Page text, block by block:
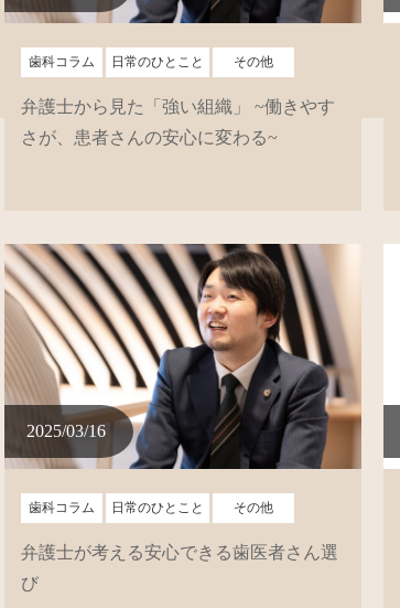
歯科コラム 日常のひとこと その他
弁護士から見た「強い組織」 ~働きやす
さが、患者さんの安心に変わる~
2025/03/16
歯科コラム 日常のひとこと その他
弁護士が考える安心できる歯医者さん選
び